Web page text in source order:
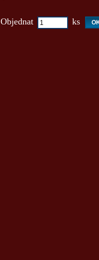
Objednat ks